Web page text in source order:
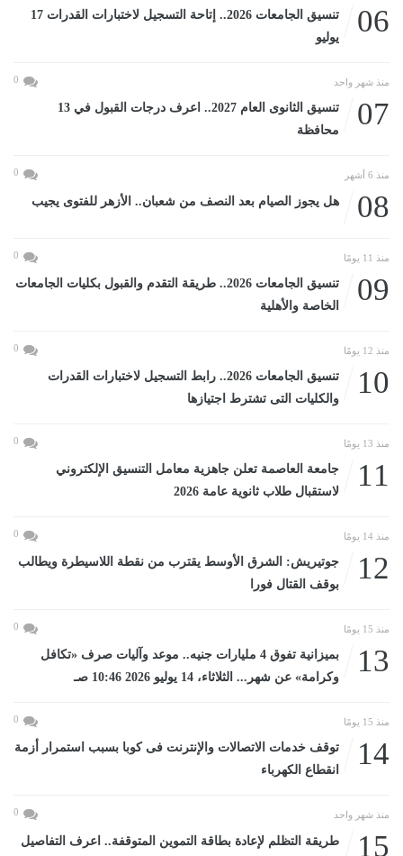
06
تنسيق الجامعات 2026.. إتاحة التسجيل لاختبارات القدرات 17
يوليو
منذ شهر واحد 0
07
تنسيق الثانوى العام 2027.. اعرف درجات القبول في 13
محافظة
منذ 6 أشهر 0
08 هل يجوز الصيام بعد النصف من شعبان.. الأزهر للفتوى يجيب
منذ 11 يومًا 0
09
تنسيق الجامعات 2026.. طريقة التقدم والقبول بكليات الجامعات
الخاصة والأهلية
منذ 12 يومًا 0
10
تنسيق الجامعات 2026.. رابط التسجيل لاختبارات القدرات
والكليات التى تشترط اجتيازها
منذ 13 يومًا 0
11
جامعة العاصمة تعلن جاهزية معامل التنسيق الإلكتروني
لاستقبال طلاب ثانوية عامة 2026
منذ 14 يومًا 0
12
جوتيريش: الشرق الأوسط يقترب من نقطة اللاسيطرة ويطالب
بوقف القتال فورا
منذ 15 يومًا 0
13
بميزانية تفوق 4 مليارات جنيه.. موعد وآليات صرف «تكافل
وكرامة» عن شهر... الثلاثاء، 14 يوليو 2026 10:46 صـ
منذ 15 يومًا 0
14
توقف خدمات الاتصالات والإنترنت فى كوبا بسبب استمرار أزمة
انقطاع الكهرباء
منذ شهر واحد 0
15 طريقة التظلم لإعادة بطاقة التموين المتوقفة.. اعرف التفاصيل